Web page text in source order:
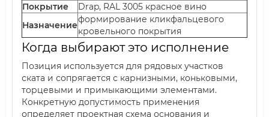
Покрытие
Drap, RAL 3005 красное вино
Назначение
формирование кликфальцевого
кровельного покрытия
Когда выбирают это исполнение
Позиция используется для рядовых участков
ската и сопрягается с карнизными, коньковыми,
торцевыми и примыкающими элементами.
Конкретную допустимость применения
определяет проектная схема основания и